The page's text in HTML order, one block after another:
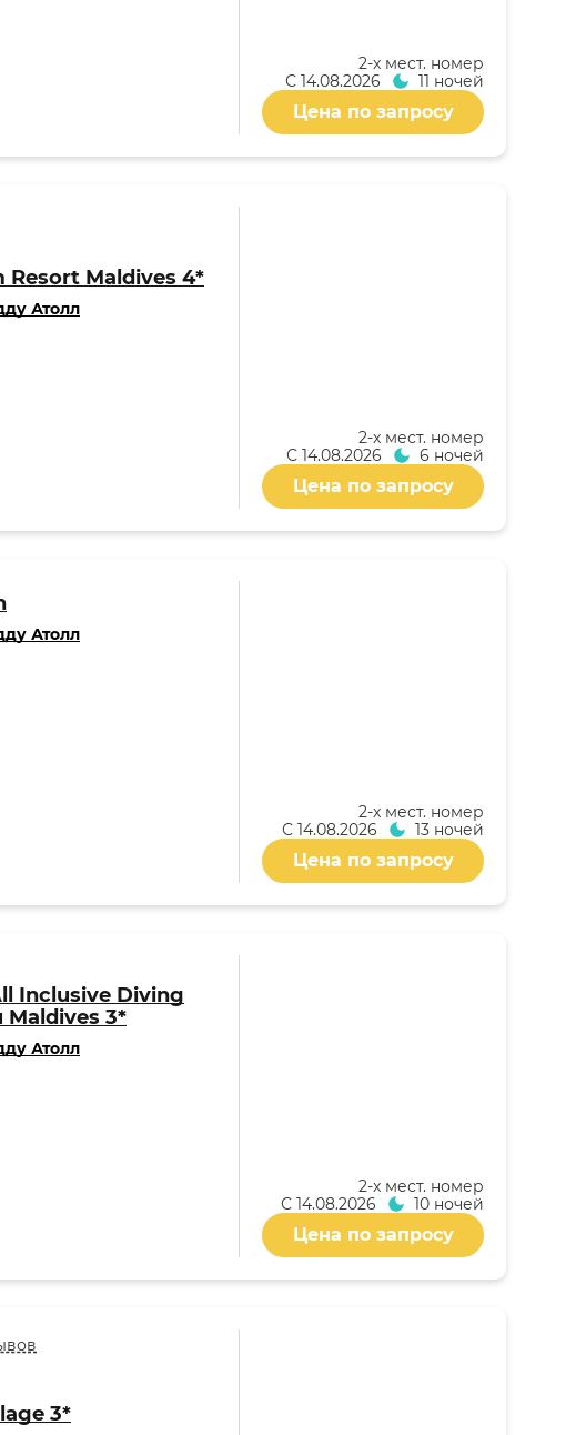
2-x мест. номер
С 14.08.2026 11 ночей
Цена по запросу
Resort Maldives 4*
Атолл
2-x мест. номер
С 14.08.2026 6 ночей
Цена по запросу
Атолл
2-x мест. номер
С 14.08.2026 13 ночей
Цена по запросу
Inclusive Diving
Maldives 3*
Атолл
2-x мест. номер
С 14.08.2026 10 ночей
Цена по запросу
3*